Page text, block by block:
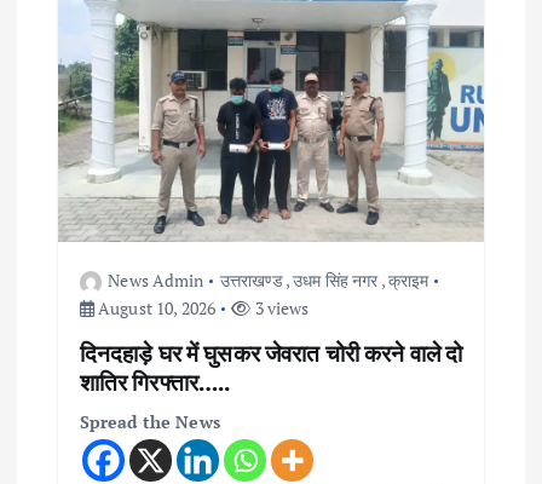
a
t
o
News Admin उत्तराखण्ड,उधम सिंह नगर ,क्राइम
August 10, 2026
3 views
दिनदहाड़े घर में घुसकर जेवरात चोरी करने वाले दो
शातिर गिरफ्तार…..
Spread the News